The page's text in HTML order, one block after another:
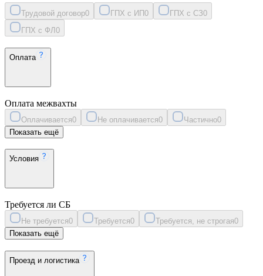
Трудовой договор0 ГПХ с ИП0 ГПХ с СЗ0
ГПХ с ФЛ 0
Оплата
Оплата межвахты
Оплачивается0 Не оплачивается0 Частично0
Показать ещё
Условия
Требуется ли СБ
Не требуется0 Требуется0 Требуется, не строгая0
Показать ещё
Проезд и логистика